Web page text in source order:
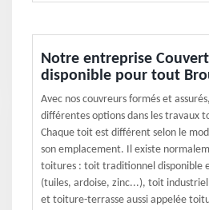
Notre entreprise
disponible pour tout
Avec nos couvreurs formés et
différentes options dans les travaux
Chaque toit est différent selon le
son emplacement. Il existe
toitures : toit traditionnel disponible
(tuiles, ardoise, zinc...), toit
et toiture-terrasse aussi appelée